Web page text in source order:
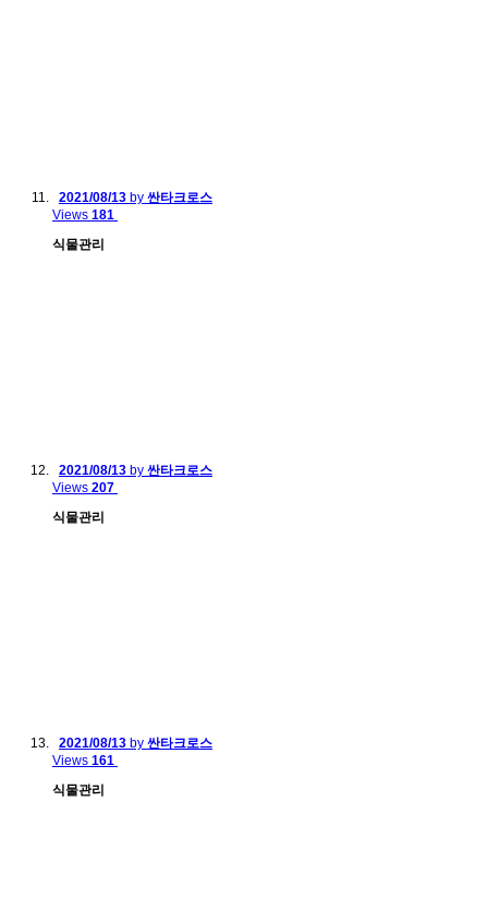
2021/08/13 by 싼타크로스
Views 181
식물관리
2021/08/13 by 싼타크로스
Views 207
식물관리
2021/08/13 by 싼타크로스
Views 161
식물관리